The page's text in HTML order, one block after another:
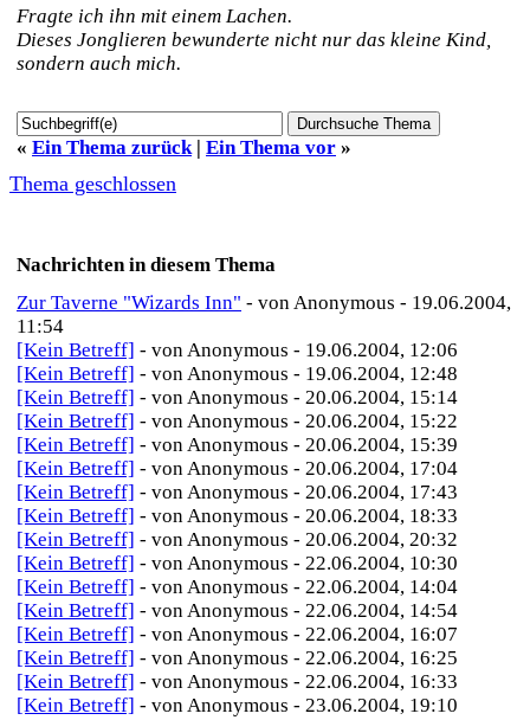
Fragte ich ihn mit einem Lachen.
Dieses Jonglieren bewunderte nicht nur das kleine Kind,
sondern auch mich.
« Ein Thema zurück| Ein Thema vor »
Thema geschlossen
Nachrichten in diesem Thema
Zur Taverne "Wizards Inn" - von Anonymous - 19.06.2004,
11:54
[Kein Betreff] - von Anonymous - 19.06.2004, 12:06
[Kein Betreff] - von Anonymous - 19.06.2004, 12:48
[Kein Betreff] - von Anonymous - 20.06.2004, 15:14
[Kein Betreff] - von Anonymous - 20.06.2004, 15:22
[Kein Betreff] - von Anonymous - 20.06.2004, 15:39
[Kein Betreff] - von Anonymous - 20.06.2004, 17:04
[Kein Betreff] - von Anonymous - 20.06.2004, 17:43
[Kein Betreff] - von Anonymous - 20.06.2004, 18:33
[Kein Betreff] - von Anonymous - 20.06.2004, 20:32
[Kein Betreff] - von Anonymous - 22.06.2004, 10:30
[Kein Betreff] - von Anonymous - 22.06.2004, 14:04
[Kein Betreff] - von Anonymous - 22.06.2004, 14:54
[Kein Betreff] - von Anonymous - 22.06.2004, 16:07
[Kein Betreff] - von Anonymous - 22.06.2004, 16:25
[Kein Betreff] - von Anonymous - 22.06.2004, 16:33
[Kein Betreff] - von Anonymous - 23.06.2004, 19:10